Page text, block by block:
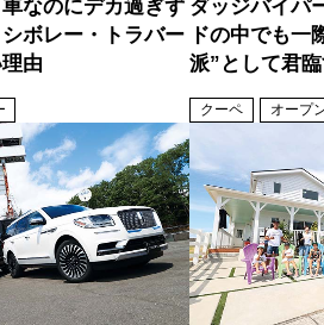
車なのにデカ過ぎず
ボレー・トラバー
由
ダッジバイパ
ドの中でも一
派”として君
クーペ オープ